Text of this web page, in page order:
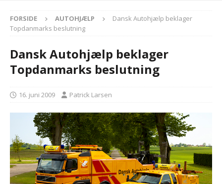
FORSIDE AUTOHJÆLP
Dansk Autohjælp beklager
Topdanmarks beslutning
Dansk Autohjælp beklager
Topdanmarks beslutning
16. juni 2009 Patrick Larsen